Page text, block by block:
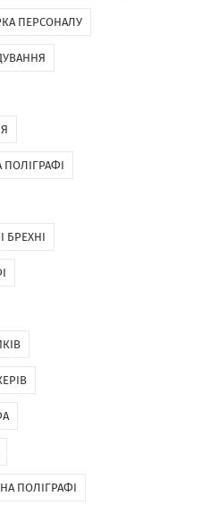
ПЕРСОНАЛУ
ПОЛІГРАФІ
БРЕХНІ
ПОЛІГРАФІ